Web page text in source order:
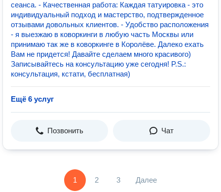
сеанса. - Качественная работа: Каждая татуировка - это
индивидуальный подход и мастерство, подтвержденное
отзывами довольных клиентов. - Удобство расположения
- я выезжаю в коворкинги в любую часть Москвы или
принимаю так же в коворкинге в Королёве. Далеко ехать
Вам не придется! Давайте сделаем много красивого)
Записывайтесь на консультацию уже сегодня! P.S.:
консультация, кстати, бесплатная)
Ещё 6 услуг
Позвонить Чат
1 2 3 Далее